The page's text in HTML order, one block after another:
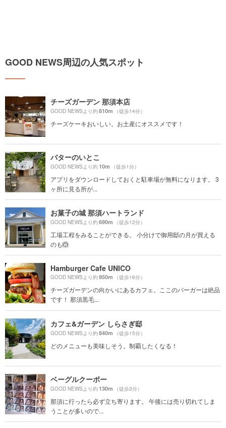
GOOD NEWS周辺の人気スポット
チーズガーデン 那須本店
GOOD NEWSより約810m （徒歩14分）
チーズケーキおいしい。お土産にオススメです！
バターのいとこ
GOOD NEWSより約10m （徒歩1分）
アプリをダウンロードしておくと駐車場が無料になります。 3
ヶ所に見る所が...
お菓子の城 那須ハートランド
GOOD NEWSより約690m （徒歩12分）
工場工程をみることができる。 小分けで御用邸の月が買える
のも🙆
Hamburger Cafe UNICO
GOOD NEWSより約950m （徒歩16分）
チーズガーデンの向かいにあるカフェ。ここのバーガーは絶品
です！ 那須黒毛...
カフェ&ガーデン しらさぎ邸
GOOD NEWSより約840m （徒歩15分）
どのメニューも美味しそう。制覇したくなる！
ベーグルクーボー
GOOD NEWSより約130m （徒歩3分）
那須に行ったら必ず立ち寄ります。 午後には売り切れてしま
うことが多いので...